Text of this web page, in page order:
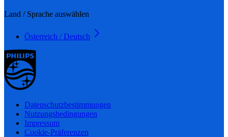
Land / Sprache auswählen
Österreich / Deutsch
Datenschutzbestimmungen
Nutzungsbedingungen
Impressum
Cookie-Präferenzen